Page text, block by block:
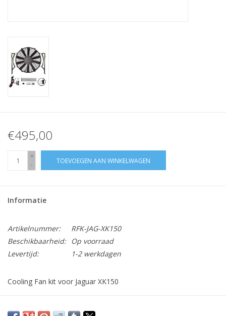
€495,00
+
-
TOEVOEGEN AAN WINKELWAGEN
Informatie
Artikelnummer:
RFK-JAG-XK150
Beschikbaarheid:
Op voorraad
Levertijd:
1-2 werkdagen
Cooling Fan kit voor Jaguar XK150